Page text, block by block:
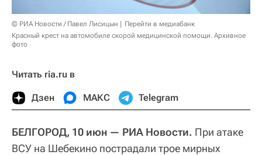
© РИА Новости / Павел Лисицын
Перейти в медиабанк
Красный крест на автомобиле скорой медицинской помощи. Архивное
фото
Читать ria.ru в
Дзен МАКС Telegram
БЕЛГОРОД, 10 июн — РИА Новости. При атаке
ВСУ на Шебекино пострадали трое мирных